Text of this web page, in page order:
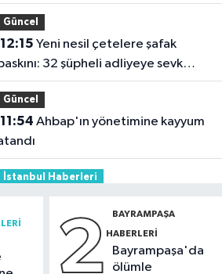
Güncel
12:15
32 şüpheli adliyeye sevk
Güncel
11:54
İstanbul Haberleri
İstanbul Boğazı'ndan geçişini
2 BAYRAMPAŞA
HABERLERI
Bayrampaşa'da
ölümle